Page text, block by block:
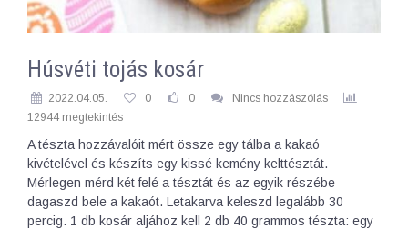
Húsvéti tojás kosár
2022.04.05. 0 0
Nincs hozzászólás
12944 megtekintés
A tészta hozzávalóit mért össze egy tálba a kakaó
kivételével és készíts egy kissé kemény kelttésztát.
Mérlegen mérd két felé a tésztát és az egyik részébe
dagaszd bele a kakaót. Letakarva keleszd legalább 30
percig. 1 db kosár aljához kell 2 db 40 grammos tészta: egy